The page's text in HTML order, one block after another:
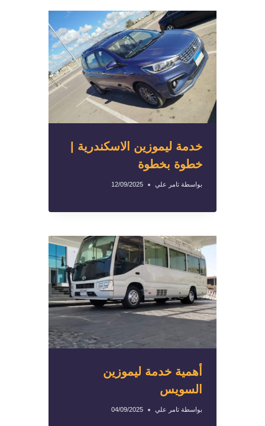
خدمة ليموزين الاسكندرية |
خطوة بخطوة
بواسطة تامر علي 12/09/2025
أهمية خدمة ليموزين
السويس
بواسطة تامر علي 04/09/2025